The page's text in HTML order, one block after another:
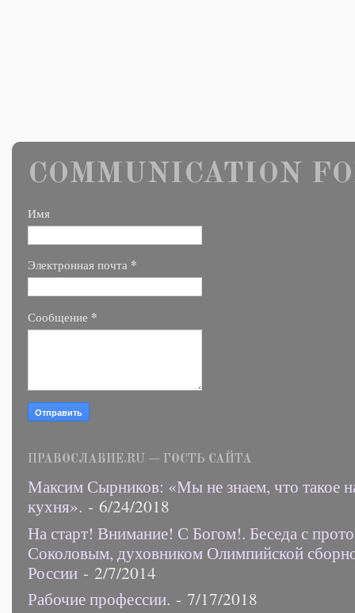
COMMUNICATION
Имя
Электронная почта *
Сообщение *
ПРАВОСЛАВИЕ.RU — ГОСТЬ САЙТА
Максим Сырников: «Мы не знаем, что такое
кухня». - 6/24/2018
На старт! Внимание! С Богом!. Беседа с
Соколовым, духовником Олимпийской
России - 2/7/2014
Рабочие профессии. - 7/17/2018